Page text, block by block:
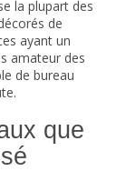
la plupart des
de
ayant un
amateur des
de bureau
que